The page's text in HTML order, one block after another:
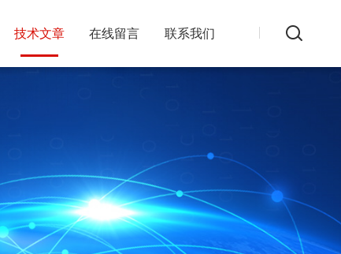
技术文章 在线留言 联系我们